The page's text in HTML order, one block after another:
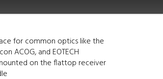
for common optics like the
ACOG, and EOTECH
on the flattop receiver